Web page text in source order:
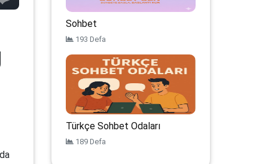
Sohbet
193 Defa
Türkçe Sohbet Odaları
189 Defa